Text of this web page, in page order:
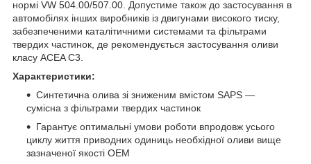
нормі VW 504.00/507.00. Допустиме також до застосування в
автомобілях інших виробників із двигунами високого тиску,
забезпеченими каталітичними системами та фільтрами
твердих частинок, де рекомендується застосування оливи
класу ACEA C3.
Характеристики:
Синтетична олива зі зниженим вмістом SAPS —
сумісна з фільтрами твердих частинок
Гарантує оптимальні умови роботи впродовж усього
циклу життя приводних одиниць необхідної оливи вище
зазначеної якості OEM